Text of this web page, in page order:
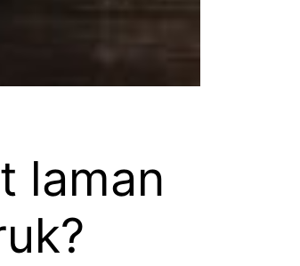
laman